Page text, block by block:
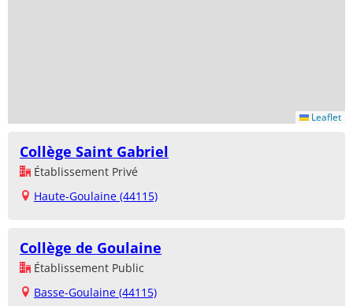
Leaflet
Collège Saint Gabriel
Établissement Privé
Haute-Goulaine (44115)
Collège de Goulaine
Établissement Public
Basse-Goulaine (44115)